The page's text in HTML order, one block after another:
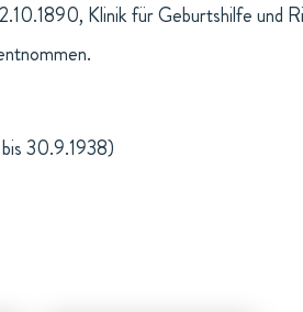
Klinik für Geburtshilfe und
30.9.1938)